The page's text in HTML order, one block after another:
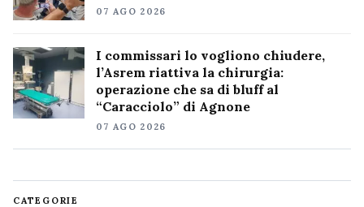
07 AGO 2026
I commissari lo vogliono chiudere,
l’Asrem riattiva la chirurgia:
operazione che sa di bluff al
“Caracciolo” di Agnone
07 AGO 2026
CATEGORIE